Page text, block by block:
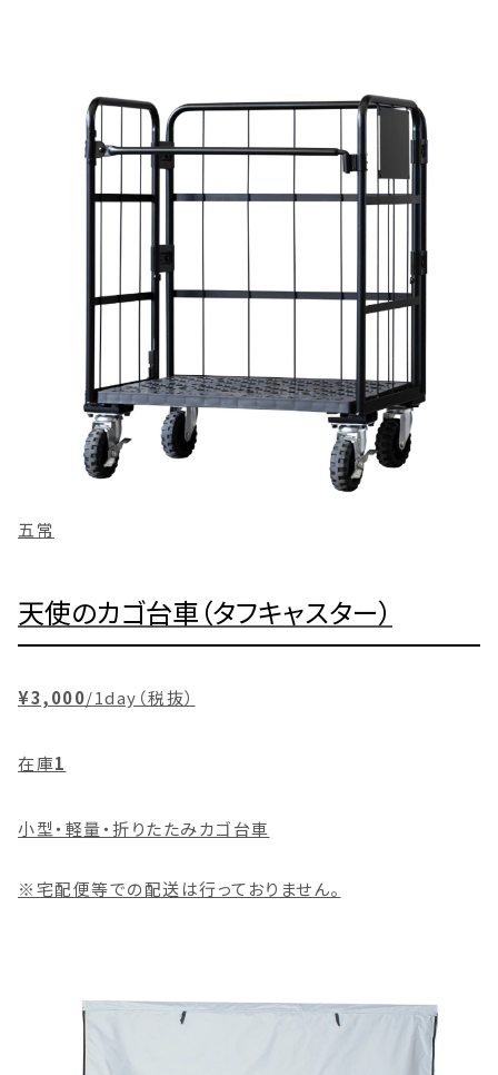
五常
天使のカゴ台車（タフキャスター）
¥3,000/1day（税抜）
在庫1
小型・軽量・折りたたみカゴ台車
※宅配便等での配送は行っておりません。